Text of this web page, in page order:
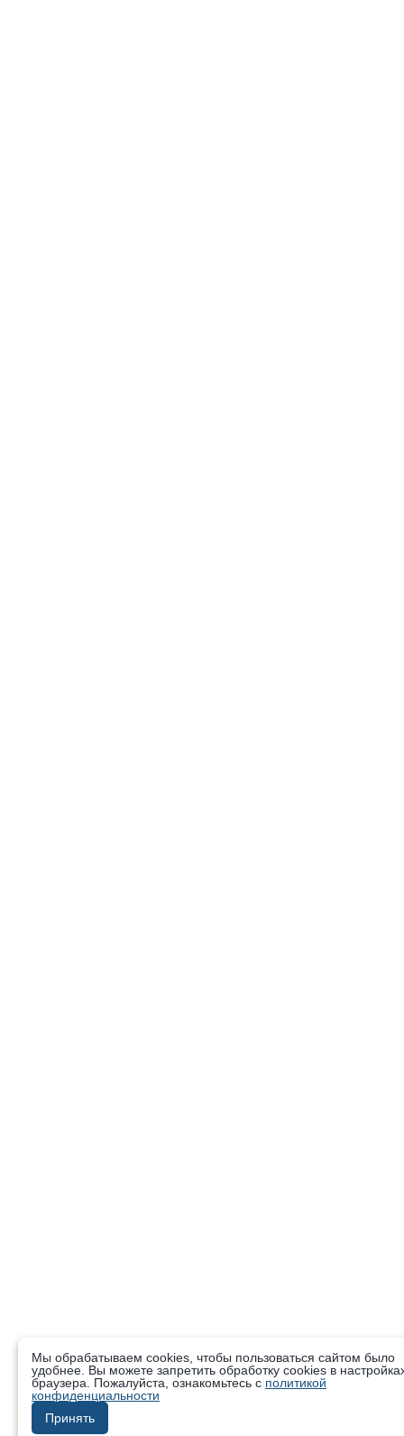
Мы обрабатываем cookies, чтобы пользоваться сайтом было
удобнее. Вы можете запретить обработку cookies в
браузера. Пожалуйста, ознакомьтесь с политикой
конфиденциальности
Принять